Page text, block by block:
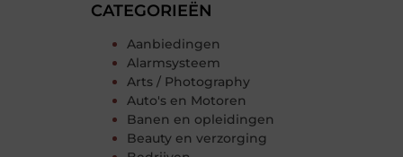
CATEGORIEËN
Aanbiedingen
Alarmsysteem
Arts / Photography
Auto's en Motoren
Banen en opleidingen
Beauty en verzorging